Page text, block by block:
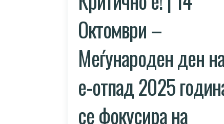
Октомври –
Меѓународен ден
е-отпад 2025
се фокусира на